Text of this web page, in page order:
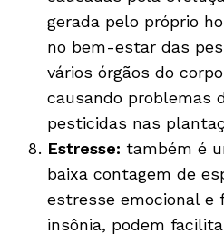
gerada pelo próprio
no bem-estar das
vários órgãos do
causando problemas
pesticidas nas
Estresse: também é
baixa contagem de
estresse emocional e
insônia, podem